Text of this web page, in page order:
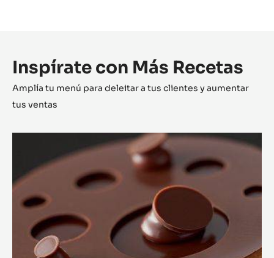
Inspírate con Más Recetas
Amplía tu menú para deleitar a tus clientes y aumentar
tus ventas